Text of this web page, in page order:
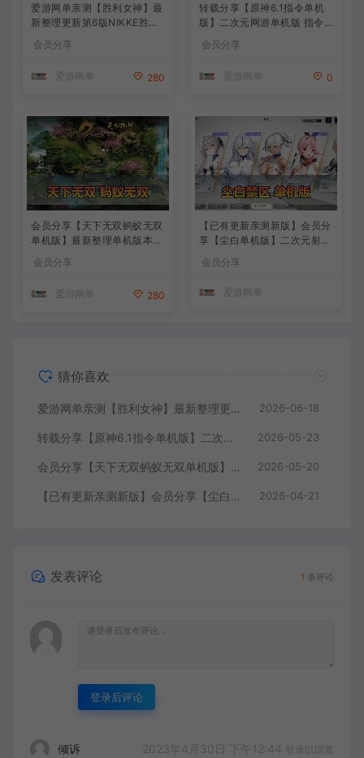
爱游网单亲测【胜利女神】最
新整理更新第6版NIKKE胜利
版本官服GM可无限抽卡全剧
学
会员分享
爱游网单 280
转载分享【原神6.1指令单机
版】二次元网游单机版 指令
背包 抽卡 商店 MOD 未亲测
会员分享
爱游网单 0
会员分享【天下无双蚂蚁无双
单机版】最新整理单机版本
带GM命令后台 武侠怀旧网游
免虚拟机一键端 配套视频教
会员分享
爱游网单 280
【已有更新亲测新版】会员分
享【尘白单机版】二次元射击
类网游单机版一键端
会员分享
爱游网单
猜你喜欢
爱游网单亲测【胜利女神】最新整理更新第6版NIKKE胜利女神妮姬单机版方舟活动147版本官服GM可无限抽卡全剧情免虚拟机一键端视频安装教学 2026-06-18
转载分享【原神6.1指令单机版】二次元网游单机版 指令模拟端 登录 战斗 地图 魔物 背包 抽卡 商店 MOD 未亲测图文教学 2026-05-23
会员分享【天下无双蚂蚁无双单机版】最新整理单机版本 带GM命令后台 武侠怀旧网游 免虚拟机一键端 配套视频教学 2026-05-20
【已有更新亲测新版】会员分享【尘白单机版】二次元射击类网游单机版一键端 2026-04-21
发表评论 1 条评论
登录后评论
倾诉 2023年4月30日 下午12:44